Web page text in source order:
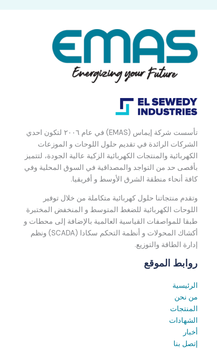
تأسست شركة إيماس (EMAS) في عام ٢٠٠٦ لتكون احدي
الشركات الرائدة في تقديم حلول اللوحات و الموزعات
الكهربائية والمنتجات الكهربائية الزكية عالية الجودة، لتتميز
بأقصى حد من التواجد والمصداقية في السوق المحلية وفي
كافة أنحاء منطقة الشرق الأوسط و أفريقيا.
وتقدم منتجاتنا حلول كهربائية متكاملة من خلال توفير
اللوحات الكهربائية للضغط المتوسط و المنخفض المختبرة
طبقا للمواصفات القياسية العالمية بالإضافة إلى محطات و
أكشاك المحولات و أنظمة التحكم سكادا (SCADA) ونظم
إدارة الطاقة والتوزيع.
روابط الموقع
الرئيسية
من نحن
المنتجات
الشهادات
أخبار
إتصل بنا